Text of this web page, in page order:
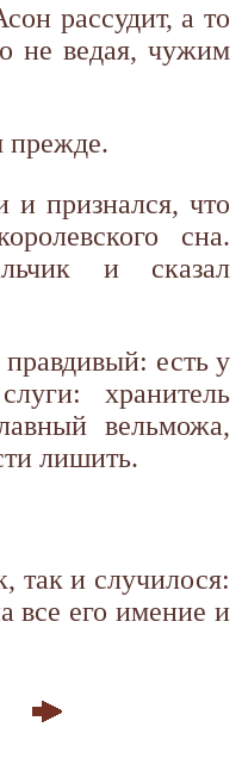
рассудит, а то
не ведая, чужим
прежде.
и признался, что
сна.
и сказал
есть у
хранитель
вельможа,
лишить.
так и случилося:
все его имение и